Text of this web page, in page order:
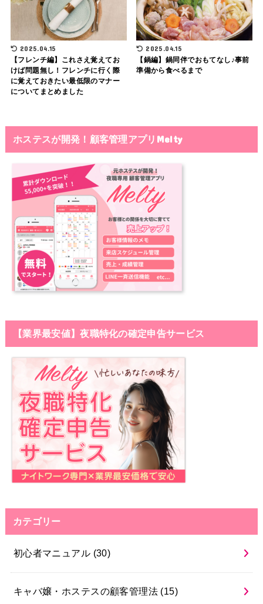
2025.04.15
【フレンチ編】これさえ覚えてお
けば問題無し！フレンチに行く際
に覚えておきたい最低限のマナー
についてまとめました
2025.04.15
【鍋編】鍋同伴でおもてなし♪事前
準備から食べるまで
ホステスが開発！顧客管理アプリMelty
【業界最安値】夜職特化の確定申告サービス
カテゴリー
初心者マニュアル (30)
キャバ嬢・ホステスの顧客管理法 (15)